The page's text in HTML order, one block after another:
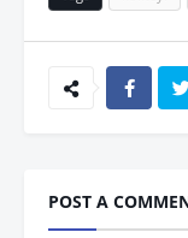
POST A